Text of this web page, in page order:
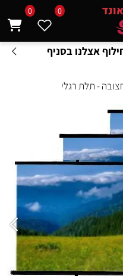
אצלנו בסניף
0 0
- תלת רגלי